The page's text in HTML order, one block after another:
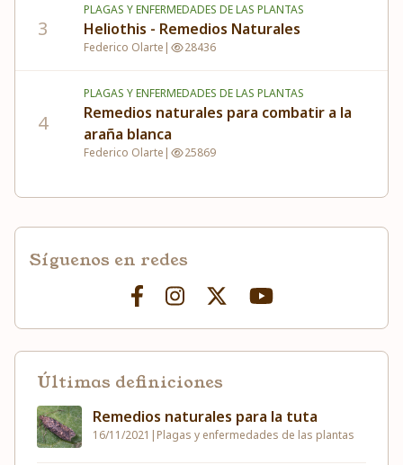
3
PLAGAS Y ENFERMEDADES DE LAS PLANTAS
Heliothis - Remedios Naturales
Federico Olarte | 28436
4
PLAGAS Y ENFERMEDADES DE LAS PLANTAS
Remedios naturales para combatir a la
araña blanca
Federico Olarte | 25869
Síguenos en redes
Últimas definiciones
Remedios naturales para la tuta
16/11/2021 | Plagas y enfermedades de las plantas